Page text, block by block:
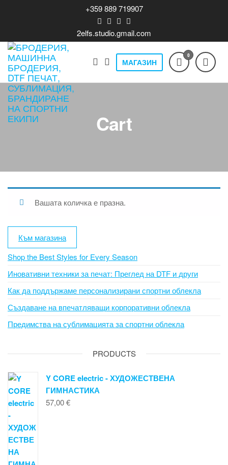
content
+359 889 719907
2elfs.studio.gmail.com
Бродерия,
машинна
DTF печат,
сублимация,
на спортни
екипи
Печат на
производство,
бизнес
теклама.
МАГАЗИН
0
Cart
Вашата количка е празна.
Към магазина
Shop the Best Styles for Every Season
Иновативни техники за печат: Преглед на DTF и други
Как да поддържаме персонализирани спортни облекла
Създаване на впечатляващи корпоративни облекла
Предимства на сублимацията за спортни облекла
PRODUCTS
Y CORE electric - ХУДОЖЕСТВЕНА
ГИМНАСТИКА
57,00€